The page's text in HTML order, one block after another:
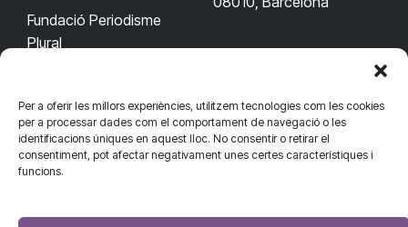
Per a oferir les millors experiències, utilitzem tecnologies com les cookies
per a processar dades com el comportament de navegació o les
identificacions úniques en aquest lloc. No consentir o retirar el
consentiment, pot afectar negativament unes certes característiques i
funcions.
Fundació Periodisme
Plural
CONTACTA'NS
redaccio@diarisanitat.cat
932 311 247
CONNECTA